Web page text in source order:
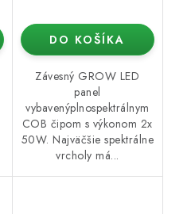
DO KOŠÍKA
Závesný GROW LED
panel
vybavenýplnospektrálnym
COB čipom s výkonom 2x
50W. Najväčšie spektrálne
vrcholy má...